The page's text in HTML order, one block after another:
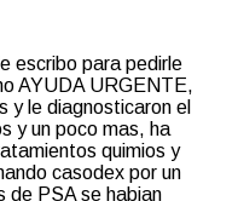
escribo para pedirle
AYUDA URGENTE,
y le diagnosticaron el
y un poco mas, ha
quimios y
casodex por un
de PSA se habian